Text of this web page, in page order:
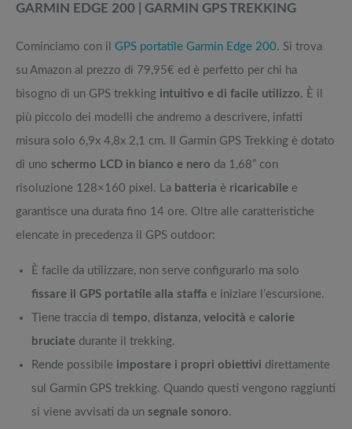
GARMIN EDGE 200 | GARMIN GPS TREKKING
Cominciamo con il GPS portatile Garmin Edge 200. Si trova
su Amazon al prezzo di 79,95€ ed è perfetto per chi ha
bisogno di un GPS trekking intuitivo e di facile utilizzo. È il
più piccolo dei modelli che andremo a descrivere, infatti
misura solo 6,9x 4,8x 2,1 cm. Il Garmin GPS Trekking è dotato
di uno schermo LCD in bianco e nero da 1,68” con
risoluzione 128×160 pixel. La batteria è ricaricabile e
garantisce una durata fino 14 ore. Oltre alle caratteristiche
elencate in precedenza il GPS outdoor:
È facile da utilizzare, non serve configurarlo ma solo
fissare il GPS portatile alla staffa e iniziare l’escursione.
Tiene traccia di tempo, distanza, velocità e calorie
bruciate durante il trekking.
Rende possibile impostare i propri obiettivi direttamente
sul Garmin GPS trekking. Quando questi vengono raggiunti
si viene avvisati da un segnale sonoro.